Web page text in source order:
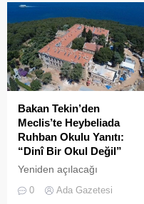
koyun her köşesinin çöple
dolduğu o anlar, bir
vatandaşın kamerasına
saniye saniye yansıdı.
Yeşille mavinin kucaklaştığı,
İstanbulluların nefes almak
için akın ettiği Heybeliada
Çamlimanı, bugünlerde
eşsiz manzarasıyla değil,
çevre felaketini andıran
kirliliğiyle gündemde. Bir
vatandaş tarafından...
Bakan Tekin’den
Meclis’te Heybeliada
Ruhban Okulu Yanıtı:
“Dinî Bir Okul Değil”
Yeniden açılacağı
kamuoyunda sıkça tartışılan
0 Ada Gazetesi